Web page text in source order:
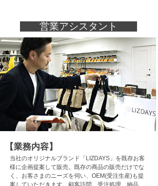
【業務内容】
当社のオリジナルブランド「LIZDAYS」を既存お客
様に企画提案して販売。既存の商品の販売だけでな
く、お客さまのニーズを伺い、OEM(受注生産)も提
案していただきます。顧客訪問、受注処理、納品、
営業アシスタント